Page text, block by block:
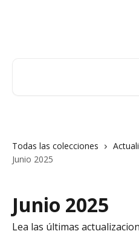
Todas las colecciones
Junio 2025
Junio 2025
Lea las últimas